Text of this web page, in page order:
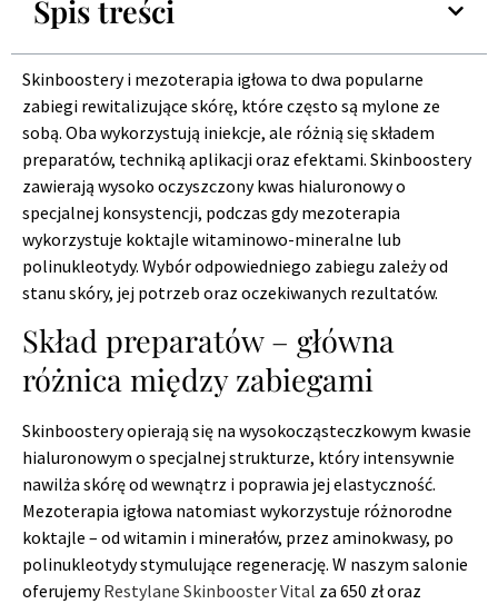
Spis treści
Skinboostery i mezoterapia igłowa to dwa popularne
zabiegi rewitalizujące skórę, które często są mylone ze
sobą. Oba wykorzystują iniekcje, ale różnią się składem
preparatów, techniką aplikacji oraz efektami. Skinboostery
zawierają wysoko oczyszczony kwas hialuronowy o
specjalnej konsystencji, podczas gdy mezoterapia
wykorzystuje koktajle witaminowo-mineralne lub
polinukleotydy. Wybór odpowiedniego zabiegu zależy od
stanu skóry, jej potrzeb oraz oczekiwanych rezultatów.
Skład preparatów – główna
różnica między zabiegami
Skinboostery opierają się na wysokocząsteczkowym kwasie
hialuronowym o specjalnej strukturze, który intensywnie
nawilża skórę od wewnątrz i poprawia jej elastyczność.
Mezoterapia igłowa natomiast wykorzystuje różnorodne
koktajle – od witamin i minerałów, przez aminokwasy, po
polinukleotydy stymulujące regenerację. W naszym salonie
oferujemyRestylane Skinbooster Vital za 650 zł oraz